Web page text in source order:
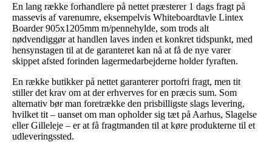
En lang række forhandlere på nettet præsterer 1 dags fragt på
massevis af varenumre, eksempelvis Whiteboardtavle Lintex
Boarder 905x1205mm m/pennehylde, som trods alt
nødvendiggør at handlen laves inden et konkret tidspunkt, med
hensynstagen til at de garanteret kan nå at få de nye varer
skippet afsted forinden lagermedarbejderne holder fyraften.
En række butikker på nettet garanterer portofri fragt, men tit
stiller det krav om at der erhverves for en præcis sum. Som
alternativ bør man foretrække den prisbilligste slags levering,
hvilket tit – uanset om man opholder sig tæt på Aarhus, Slagelse
eller Gilleleje – er at få fragtmanden til at køre produkterne til et
udleveringssted.